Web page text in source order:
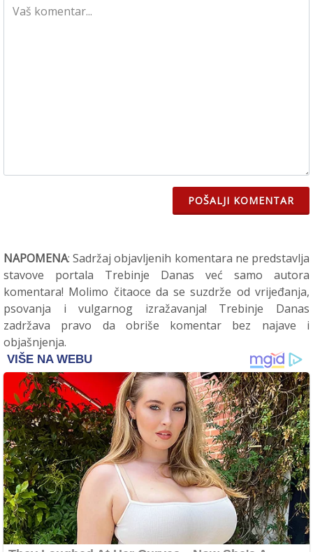
POŠALJI KOMENTAR
NAPOMENA: Sadržaj objavljenih komentara ne predstavlja
stavove portala Trebinje Danas već samo autora
komentara! Molimo čitaoce da se suzdrže od vrijeđanja,
psovanja i vulgarnog izražavanja! Trebinje Danas
zadržava pravo da obriše komentar bez najave i
objašnjenja.